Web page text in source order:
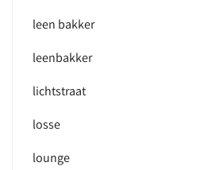
leen bakker
leenbakker
lichtstraat
losse
lounge